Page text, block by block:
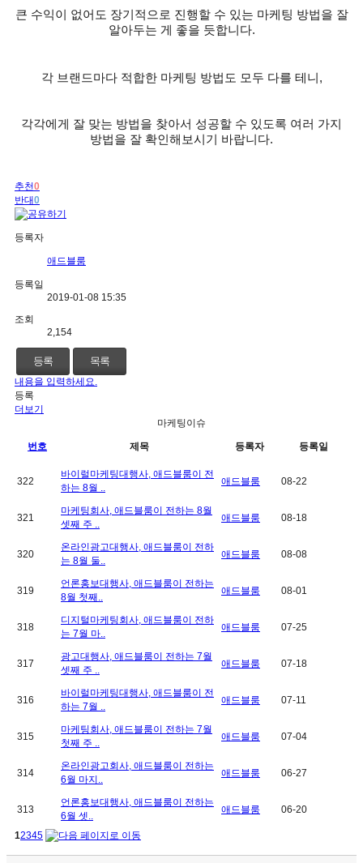
큰 수익이 없어도 장기적으로 진행할 수 있는 마케팅 방법을 잘
알아두는 게 좋을 듯합니다.
각 브랜드마다 적합한 마케팅 방법도 모두 다를 테니 ,
각각에게 잘 맞는 방법을 찾아서 성공할 수 있도록 여러 가지
방법을 잘 확인해보시기 바랍니다.
추천0
반대0
등록자
애드블룸
등록일
2019-01-08 15:35
조회
2,154
등록 목록
내용을 입력하세요.
등록
더보기
마케팅이슈
번호 제목 등록자 등록일
322
바이럴마케팅대행사, 애드블룸이 전
하는 8월 ..
애드블룸 08-22
321
마케팅회사, 애드블룸이 전하는 8월
셋째 주 ..
애드블룸 08-18
320
온라인광고대행사, 애드블룸이 전하
는 8월 둘..
애드블룸 08-08
319
언론홍보대행사, 애드블룸이 전하는
8월 첫째..
애드블룸 08-01
318
디지털마케팅회사, 애드블룸이 전하
는 7월 마..
애드블룸 07-25
317
광고대행사, 애드블룸이 전하는 7월
셋째 주 ..
애드블룸 07-18
316
바이럴마케팅대행사, 애드블룸이 전
하는 7월 ..
애드블룸 07-11
315
마케팅회사, 애드블룸이 전하는 7월
첫째 주 ..
애드블룸 07-04
314
온라인광고회사, 애드블룸이 전하는
6월 마지..
애드블룸 06-27
313
언론홍보대행사, 애드블룸이 전하는
6월 셋..
애드블룸 06-20
12345